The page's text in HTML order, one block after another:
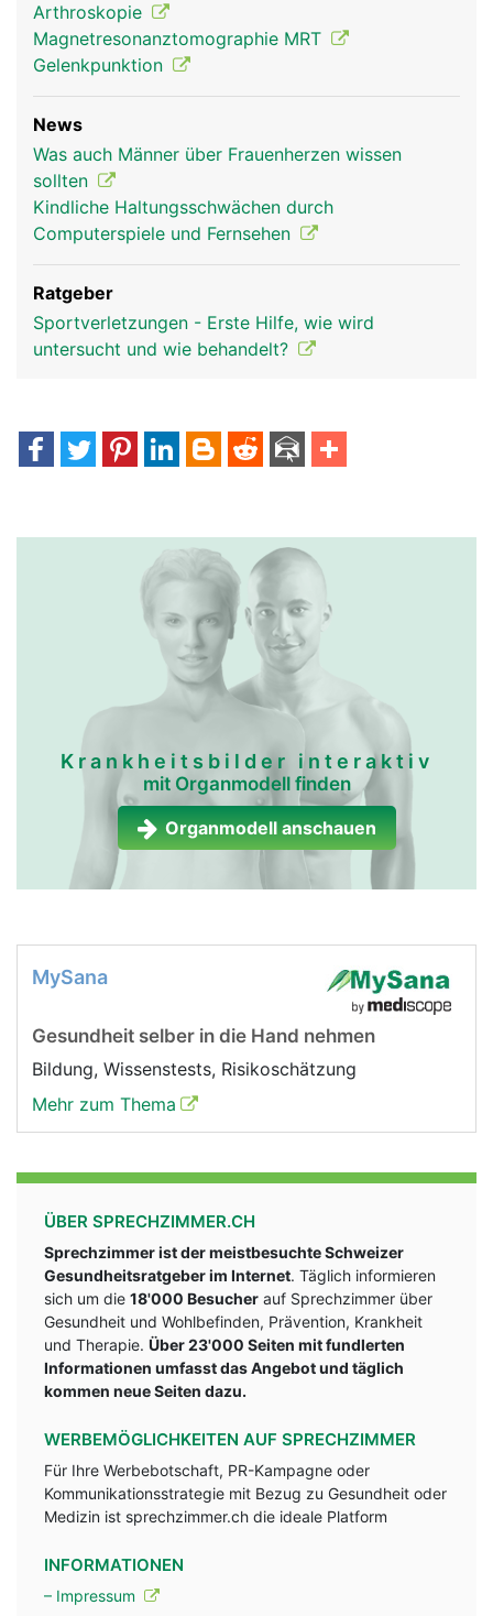
Arthroskopie
Magnetresonanztomographie MRT
Gelenkpunktion
News
Was auch Männer über Frauenherzen wissen
sollten
Kindliche Haltungsschwächen durch
Computerspiele und Fernsehen
Ratgeber
Sportverletzungen - Erste Hilfe, wie wird
untersucht und wie behandelt?
Krankheitsbilder interaktiv
mit Organmodell finden
Organmodell anschauen
MySana
Gesundheit selber in die Hand nehmen
Bildung, Wissenstests, Risikoschätzung
Mehr zum Thema
ÜBER SPRECHZIMMER.CH
Sprechzimmer ist der meistbesuchte Schweizer
Gesundheitsratgeber im Internet. Täglich informieren
sich um die 18'000 Besucher auf Sprechzimmer über
Gesundheit und Wohlbefinden, Prävention, Krankheit
und Therapie. Über 23'000 Seiten mit fundlerten
Informationen umfasst das Angebot und täglich
kommen neue Seiten dazu.
WERBEMÖGLICHKEITEN AUF SPRECHZIMMER
Für Ihre Werbebotschaft, PR-Kampagne oder
Kommunikationsstrategie mit Bezug zu Gesundheit oder
Medizin ist sprechzimmer.ch die ideale Platform
INFORMATIONEN
– Impressum